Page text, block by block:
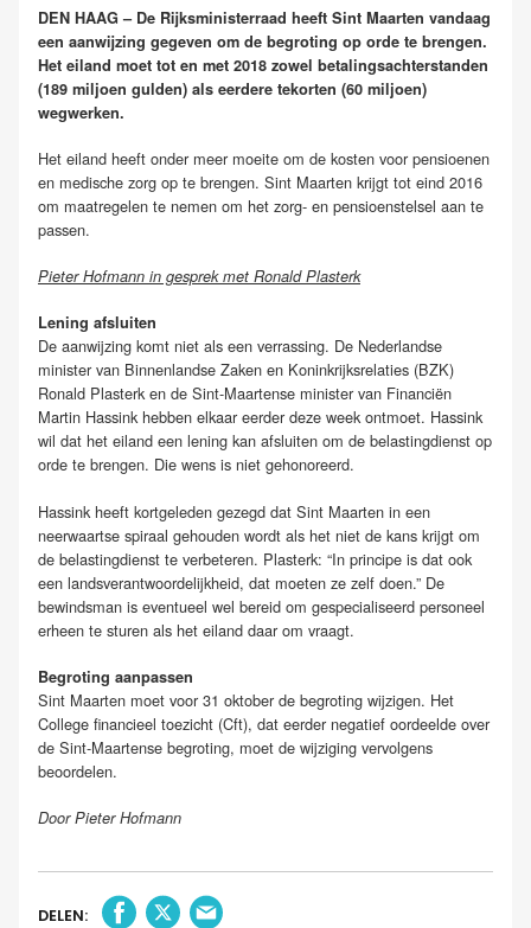
DEN HAAG – De Rijksministerraad heeft Sint Maarten vandaag
een aanwijzing gegeven om de begroting op orde te brengen.
Het eiland moet tot en met 2018 zowel betalingsachterstanden
(189 miljoen gulden) als eerdere tekorten (60 miljoen)
wegwerken.
Het eiland heeft onder meer moeite om de kosten voor pensioenen
en medische zorg op te brengen. Sint Maarten krijgt tot eind 2016
om maatregelen te nemen om het zorg- en pensioenstelsel aan te
passen.
Pieter Hofmann in gesprek met Ronald Plasterk
Lening afsluiten
De aanwijzing komt niet als een verrassing. De Nederlandse
minister van Binnenlandse Zaken en Koninkrijksrelaties (BZK)
Ronald Plasterk en de Sint-Maartense minister van Financiën
Martin Hassink hebben elkaar eerder deze week ontmoet. Hassink
wil dat het eiland een lening kan afsluiten om de belastingdienst op
orde te brengen. Die wens is niet gehonoreerd.
Hassink heeft kortgeleden gezegd dat Sint Maarten in een
neerwaartse spiraal gehouden wordt als het niet de kans krijgt om
de belastingdienst te verbeteren. Plasterk: “In principe is dat ook
een landsverantwoordelijkheid, dat moeten ze zelf doen.” De
bewindsman is eventueel wel bereid om gespecialiseerd personeel
erheen te sturen als het eiland daar om vraagt.
Begroting aanpassen
Sint Maarten moet voor 31 oktober de begroting wijzigen. Het
College financieel toezicht (Cft), dat eerder negatief oordeelde over
de Sint-Maartense begroting, moet de wijziging vervolgens
beoordelen.
Door Pieter Hofmann
DELEN: